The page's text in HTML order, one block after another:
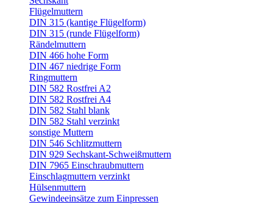
Flügelmuttern
DIN 315 (kantige Flügelform)
DIN 315 (runde Flügelform)
Rändelmuttern
DIN 466 hohe Form
DIN 467 niedrige Form
Ringmuttern
DIN 582 Rostfrei A2
DIN 582 Rostfrei A4
DIN 582 Stahl blank
DIN 582 Stahl verzinkt
sonstige Muttern
DIN 546 Schlitzmuttern
DIN 929 Sechskant-Schweißmuttern
DIN 7965 Einschraubmuttern
Einschlagmuttern verzinkt
Hülsenmuttern
Gewindeeinsätze zum Einpressen